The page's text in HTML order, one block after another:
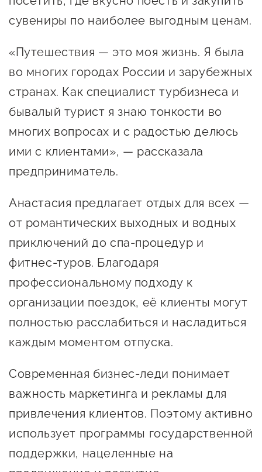
Меры поддержки
Имущественная поддержка
Консультационная поддержка
Образовательная поддержка
Поддержка креативного и
инновационно-
предпринимательства
Поддержка социальных
предпринимателей
Финансовая поддержка
Меры поддержки в условиях
внешнего санкционного
Центры поддержки
консультационного
сопровождения
сувениры по наиболее выгодным ценам.
«Путешествия — это моя жизнь. Я была
во многих городах России и зарубежных
странах. Как специалист турбизнеса и
бывалый турист я знаю тонкости во
многих вопросах и с радостью делюсь
ими с клиентами», — рассказала
предприниматель.
Анастасия предлагает отдых для всех —
от романтических выходных и водных
приключений до спа-процедур и
фитнес-туров. Благодаря
профессиональному подходу к
организации поездок, её клиенты могут
полностью расслабиться и насладиться
каждым моментом отпуска.
Современная бизнес-леди понимает
важность маркетинга и рекламы для
привлечения клиентов. Поэтому активно
использует программы государственной
поддержки, нацеленные на